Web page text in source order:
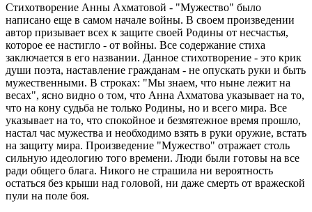
Стихотворение Анны Ахматовой - "Мужество" было
написано еще в самом начале войны. В своем произведении
автор призывает всех к защите своей Родины от несчастья,
которое ее настигло - от войны. Все содержание стиха
заключается в его названии. Данное стихотворение - это крик
души поэта, наставление гражданам - не опускать руки и быть
мужественными. В строках: "Мы знаем, что ныне лежит на
весах", ясно видно о том, что Анна Ахматова указывает на то,
что на кону судьба не только Родины, но и всего мира. Все
указывает на то, что спокойное и безмятежное время прошло,
настал час мужества и необходимо взять в руки оружие, встать
на защиту мира. Произведение "Мужество" отражает столь
сильную идеологию того времени. Люди были готовы на все
ради общего блага. Никого не страшила ни вероятность
остаться без крыши над головой, ни даже смерть от вражеской
пули на поле боя.